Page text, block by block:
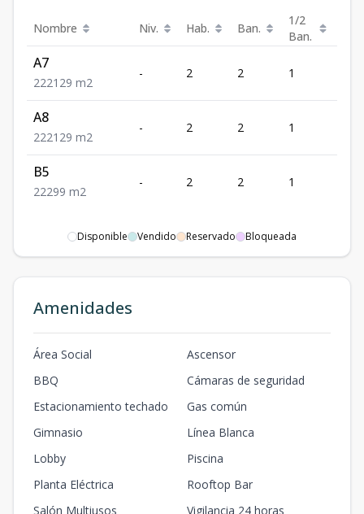
Nombre Niv. Hab. Ban.
1/2
Ban.
A7
222129 m2
- 2 2 1
A8
222129 m2
- 2 2 1
B5
22299 m2
- 2 2 1
Disponible Vendido Reservado Bloqueada
Amenidades
Área Social
Ascensor
BBQ
Cámaras de seguridad
Estacionamiento techado
Gas común
Gimnasio
Línea Blanca
Lobby
Piscina
Planta Eléctrica
Rooftop Bar
Salón Multiusos
Vigilancia 24 horas